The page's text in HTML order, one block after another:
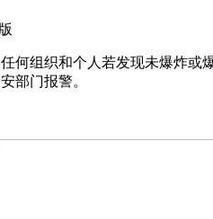
织和个人若发现未爆炸或爆
部门报警。